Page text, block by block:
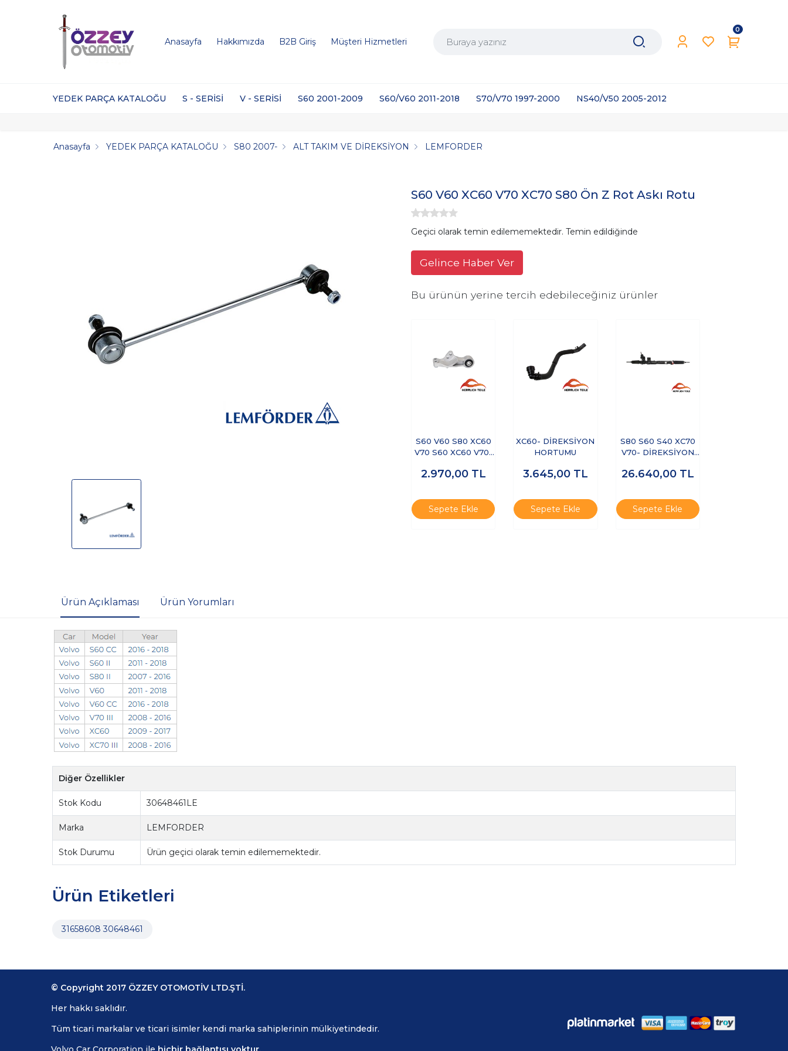
Anasayfa Hakkımızda B2B Giriş Müşteri Hizmetleri
0
YEDEK PARÇA KATALOĞU S - SERİSİ V - SERİSİ S60 2001-2009 S60/V60 2011-2018 S70/V70 1997-2000 NS40/V50 2005-2012
Anasayfa YEDEK PARÇA KATALOĞU S80 2007- ALT TAKIM VE DİREKSİYON LEMFORDER
S60 V60 XC60 V70 XC70 S80 Ön Z Rot Askı Rotu
Geçici olarak temin edilememektedir. Temin edildiğinde
Gelince Haber Ver
Bu ürünün yerine tercih edebileceğiniz ürünler
S60 V60 S80 XC60
V70 S60 XC60 V70-
BRAKETİ
2.970,00 TL
Sepete Ekle
XC60- DİREKSİYON
HORTUMU
3.645,00 TL
Sepete Ekle
S80 S60 S40 XC70
V70- DİREKSİYON
HIZA DUYARLI
26.640,00 TL
Sepete Ekle
Ürün Açıklaması Ürün Yorumları
Diğer Özellikler
Stok Kodu 30648461LE
Marka LEMFORDER
Stok Durumu Ürün geçici olarak temin edilememektedir.
Ürün Etiketleri
31658608 30648461
© Copyright 2017 ÖZZEY OTOMOTİV LTD.ŞTİ.
Her hakkı saklıdır.
Tüm ticari markalar ve ticari isimler kendi marka sahiplerinin mülkiyetindedir.